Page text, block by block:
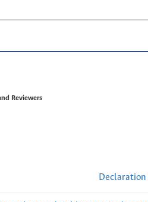
Reviewers